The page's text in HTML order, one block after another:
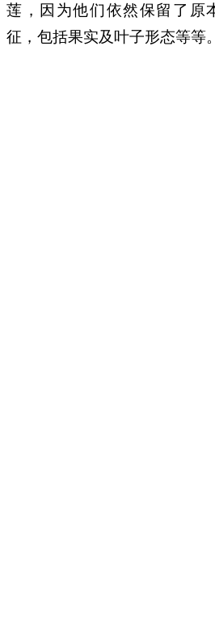
莲，因为他们依然保留了原
征，包括果实及叶子形态等等。